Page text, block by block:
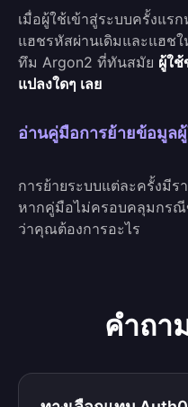
เมื่อผู้ใช้เข้าสู่ระบบครั้งแร
แฮชรหัสผ่านเดิมและแฮช
ทึม Argon2 ที่ทันสมัย ผู้ใ
แปลงใดๆ เลย
อ่านคู่มือการย้ายข้อมูล
การย้ายระบบแต่ละครั้งมีร
หากคู่มือไม่ครอบคลุมกร
ว่าคุณต้องการอะไร
คำถา